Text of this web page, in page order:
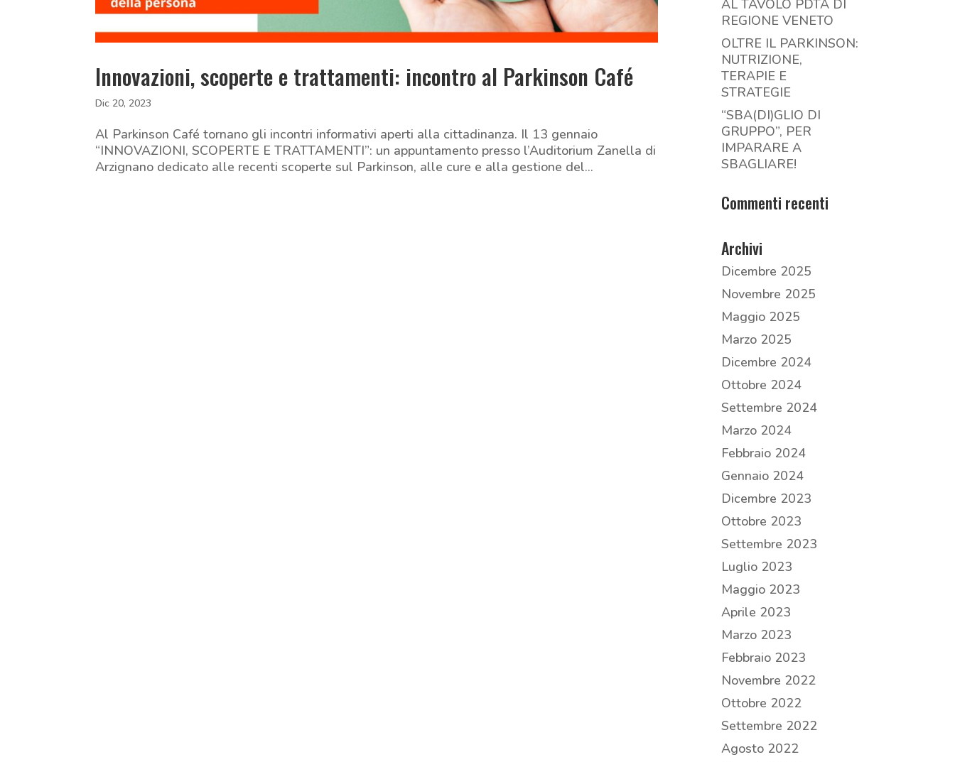
Innovazioni, scoperte e trattamenti: incontro al Parkinson Café
Dic 20, 2023
Al Parkinson Café tornano gli incontri informativi aperti alla cittadinanza. Il 13 gennaio
“INNOVAZIONI, SCOPERTE E TRATTAMENTI”: un appuntamento presso l’Auditorium Zanella di
Arzignano dedicato alle recenti scoperte sul Parkinson, alle cure e alla gestione del...
AL TAVOLO PDTA DI
REGIONE VENETO
OLTRE IL PARKINSON:
NUTRIZIONE,
TERAPIE E
STRATEGIE
“SBA(DI)GLIO DI
GRUPPO”, PER
IMPARARE A
SBAGLIARE!
Commenti recenti
Archivi
Dicembre 2025
Novembre 2025
Maggio 2025
Marzo 2025
Dicembre 2024
Ottobre 2024
Settembre 2024
Marzo 2024
Febbraio 2024
Gennaio 2024
Dicembre 2023
Ottobre 2023
Settembre 2023
Luglio 2023
Maggio 2023
Aprile 2023
Marzo 2023
Febbraio 2023
Novembre 2022
Ottobre 2022
Settembre 2022
Agosto 2022